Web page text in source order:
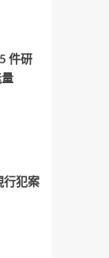
教從文化體驗延
件研
行犯案